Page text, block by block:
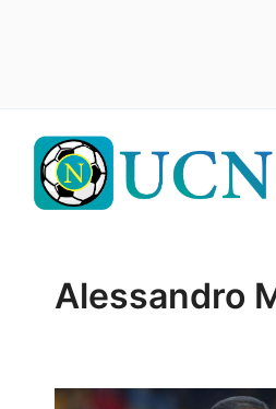
contenuto
Alessandro